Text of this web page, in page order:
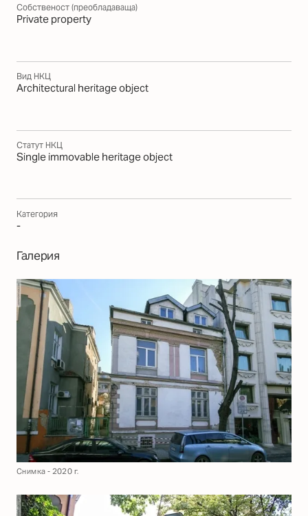
Собственост (преобладаваща)
Private property
Вид НКЦ
Architectural heritage object
Статут НКЦ
Single immovable heritage object
Категория
-
Галерия
Снимка - 2020 г.